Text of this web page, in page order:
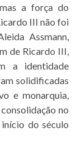
a força do
III não foi
Assmann,
de Ricardo III,
a identidade
solidificadas
e monarquia,
no
do século